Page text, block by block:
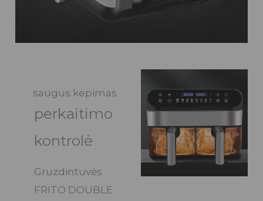
saugus kepimas
perkaitimo
kontrolė
Gruzdintuvės
FRITO DOUBLE